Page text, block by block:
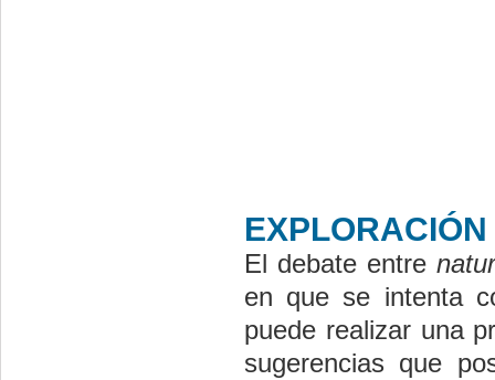
El debate entre
en que se intenta
puede realizar una
sugerencias que